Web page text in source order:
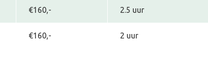
€160,- 2.5 uur
€160,- 2 uur